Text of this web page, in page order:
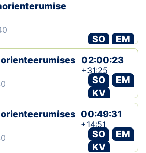
SO
EM
02:00:23
+31:25
SO
EM
KV
00:49:31
+14:51
SO
EM
KV